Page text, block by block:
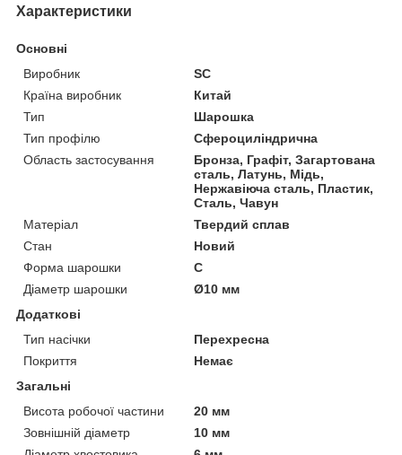
Характеристики
Основні
Виробник
SC
Країна виробник
Китай
Тип
Шарошка
Тип профілю
Сфероциліндрична
Область застосування
Бронза, Графіт, Загартована
сталь, Латунь, Мідь,
Нержавіюча сталь, Пластик,
Сталь, Чавун
Матеріал
Твердий сплав
Стан
Новий
Форма шарошки
C
Діаметр шарошки
Ø10 мм
Додаткові
Тип насічки
Перехресна
Покриття
Немає
Загальні
Висота робочої частини
20 мм
Зовнішній діаметр
10 мм